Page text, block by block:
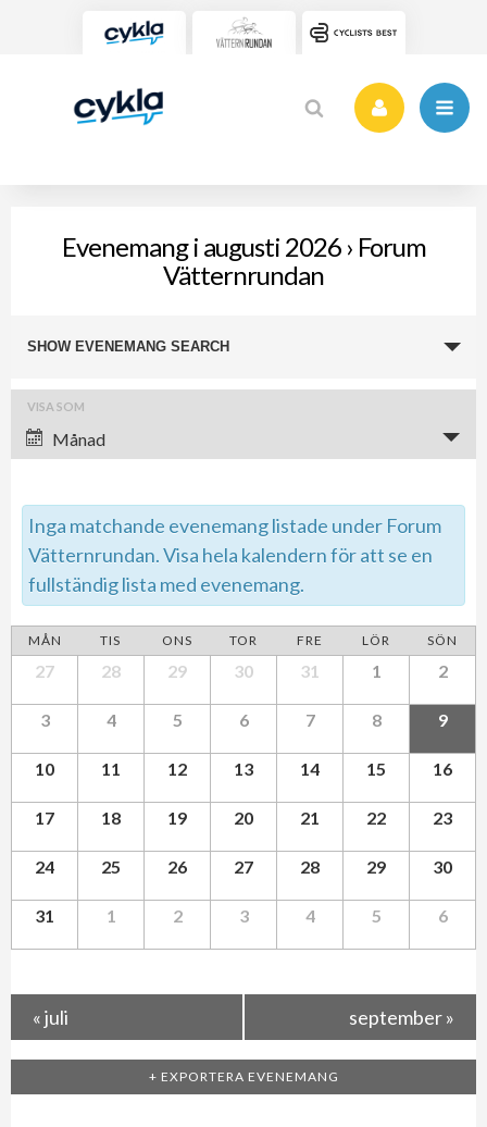
Evenemang i augusti 2026› Forum
Vätternrundan
Evenemang
and
Views
SHOW EVENEMANG SEARCH
Evenemang
Views
VISA SOM
Månad
Inga matchande evenemang listade under Forum
Vätternrundan. Visa hela kalendern för att se en
fullständig lista med evenemang.
Calendar
of
Evenemang
Calendar
Evenemang
MÅN TIS ONS TOR FRE LÖR SÖN
27 28 29 30 31 1 2
3 4 5 6 7 8 9
10 11 12 13 14 15 16
17 18 19 20 21 22 23
24 25 26 27 28 29 30
31 1 2 3 4 5 6
«juli september»
+ EXPORTERA EVENEMANG